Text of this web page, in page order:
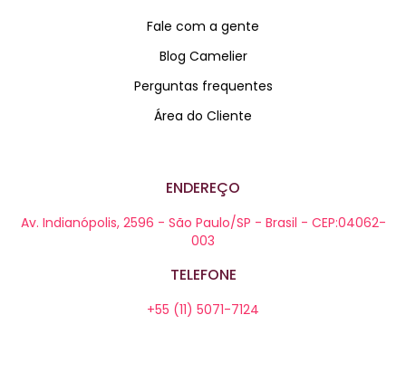
Fale com a gente
Blog Camelier
Perguntas frequentes
Área do Cliente
ENDEREÇO
Av. Indianópolis, 2596 - São Paulo/SP - Brasil - CEP:04062-
003
TELEFONE
+55 (11) 5071-7124